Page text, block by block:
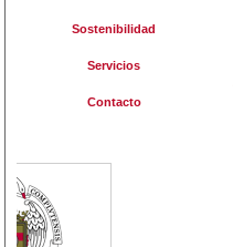
Sostenibilidad
Servicios
Contacto